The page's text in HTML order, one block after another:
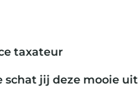
taxateur
schat jij deze mooie